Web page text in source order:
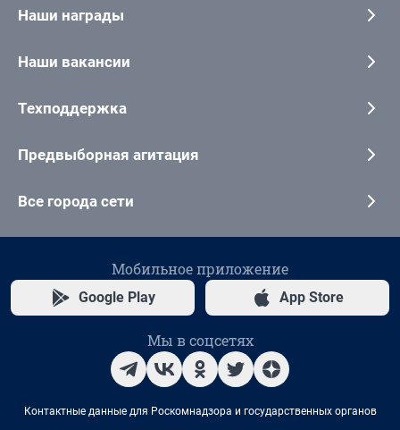
Наши награды
Наши вакансии
Техподдержка
Предвыборная агитация
Все города сети
Мобильное приложение
Google Play App Store
Мы в соцсетях
Контактные данные для Роскомнадзора и государственных органов